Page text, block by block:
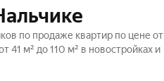
по продаже квартир по цене от
м² до 110 м² в новостройках и